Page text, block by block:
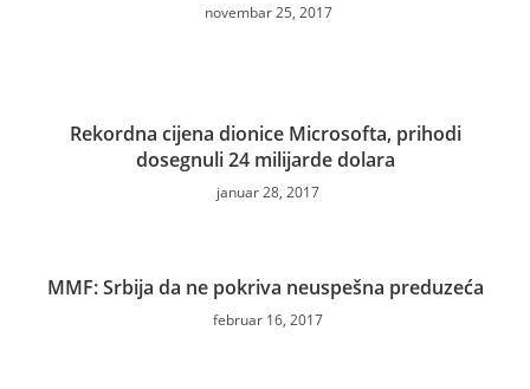
novembar 25, 2017
Rekordna cijena dionice Microsofta, prihodi
dosegnuli 24 milijarde dolara
januar 28, 2017
MMF: Srbija da ne pokriva neuspešna preduzeća
februar 16, 2017